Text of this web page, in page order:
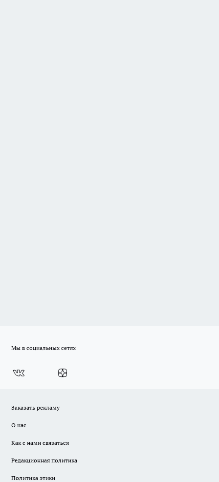
Мы в социальных сетях
Заказать рекламу
О нас
Как с нами связаться
Редакционная политика
Политика этики